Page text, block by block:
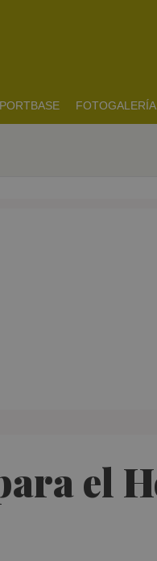
FOTOGALERÍA
el